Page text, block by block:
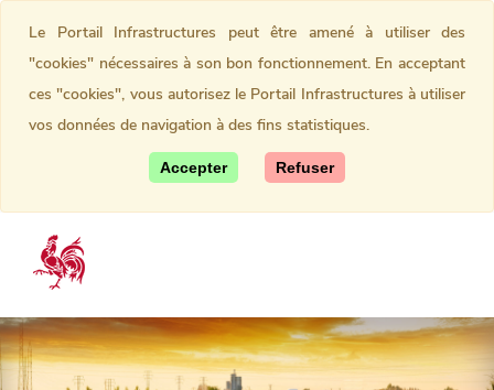
Le Portail Infrastructures peut être amené à utiliser des
"cookies" nécessaires à son bon fonctionnement. En acceptant
ces "cookies", vous autorisez le Portail Infrastructures à utiliser
vos données de navigation à des fins statistiques.
Accepter Refuser